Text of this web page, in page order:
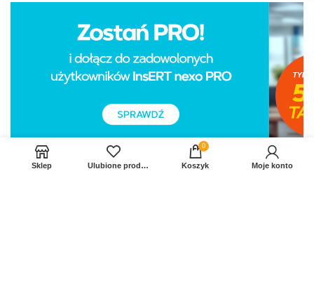
Sklep Ulubione produkty
0
Koszyk Moje konto